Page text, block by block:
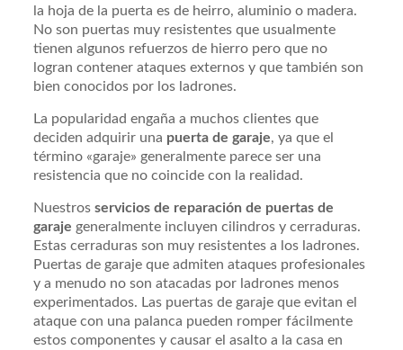
la hoja de la puerta es de heirro, aluminio o madera.
No son puertas muy resistentes que usualmente
tienen algunos refuerzos de hierro pero que no
logran contener ataques externos y que también son
bien conocidos por los ladrones.
La popularidad engaña a muchos clientes que
deciden adquirir una puerta de garaje, ya que el
término «garaje» generalmente parece ser una
resistencia que no coincide con la realidad.
Nuestrosservicios de reparación de puertas de
garaje generalmente incluyen cilindros y cerraduras.
Estas cerraduras son muy resistentes a los ladrones.
Puertas de garaje que admiten ataques profesionales
y a menudo no son atacadas por ladrones menos
experimentados. Las puertas de garaje que evitan el
ataque con una palanca pueden romper fácilmente
estos componentes y causar el asalto a la casa en